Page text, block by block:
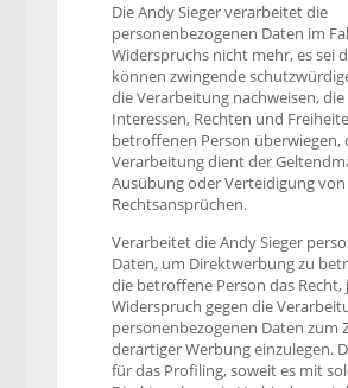
Die Andy Sieger verarbeitet die
personenbezogenen Daten im
Widerspruchs nicht mehr, es sei
können zwingende
die Verarbeitung nachweisen, die
Interessen, Rechten und
betroffenen Person überwiegen,
Verarbeitung dient der
Ausübung oder Verteidigung von
Rechtsansprüchen.
Verarbeitet die Andy Sieger
Daten, um Direktwerbung zu
die betroffene Person das Recht,
Widerspruch gegen die
personenbezogenen Daten zum
derartiger Werbung einzulegen.
für das Profiling, soweit es mit